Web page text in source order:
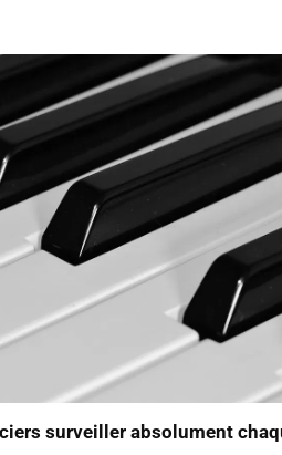
surveiller absolument